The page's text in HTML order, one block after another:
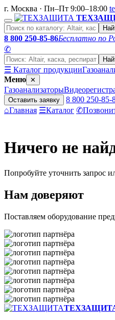
г. Москва · Пн–Пт 9:00–18:00
8 800 250-85-86Бесплатно по
✆
☰ Каталог продукции
Меню ✕
Газоанализаторы
Оставить заявку
8 800 250-85-
⌂Главная ☰Каталог ✆
Ничего не
Попробуйте уточнить запрос
Нам доверяют
Поставляем оборудование